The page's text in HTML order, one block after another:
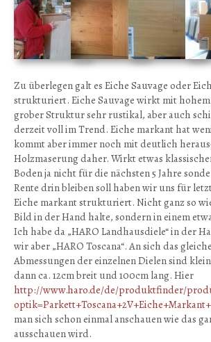
Zu überlegen galt es Eiche Sauvage oder
strukturiert. Eiche Sauvage wirkt mit
grober Struktur sehr rustikal, aber auch
derzeit voll im Trend. Eiche markant hat
kommt aber immer noch mit deutlich
Holzmaserung daher. Wirkt etwas
Boden ja nicht für die nächsten 5 Jahre
Rente drin bleiben soll haben wir uns für
Eiche markant strukturiert. Nicht ganz so
Bild in der Hand halte, sondern in einem
Ich habe da „HARO Landhausdiele“ in der
wir aber „HARO Toscana“. An sich das
Abmessungen der einzelnen Dielen sind
dann ca. 12cm breit und 100cm lang. Hier
http://www.haro.de/de/produktfinder/
man sich schon einmal anschauen wie das
ausschauen wird.